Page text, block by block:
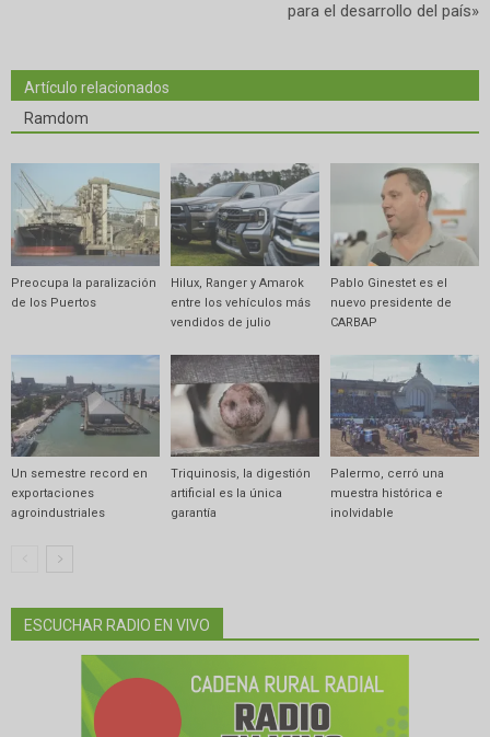
para el desarrollo del país»
Artículo relacionados
Ramdom
Preocupa la paralización
de los Puertos
Hilux, Ranger y Amarok
entre los vehículos más
vendidos de julio
Pablo Ginestet es el
nuevo presidente de
CARBAP
Un semestre record en
exportaciones
agroindustriales
Triquinosis, la digestión
artificial es la única
garantía
Palermo, cerró una
muestra histórica e
inolvidable
ESCUCHAR RADIO EN VIVO